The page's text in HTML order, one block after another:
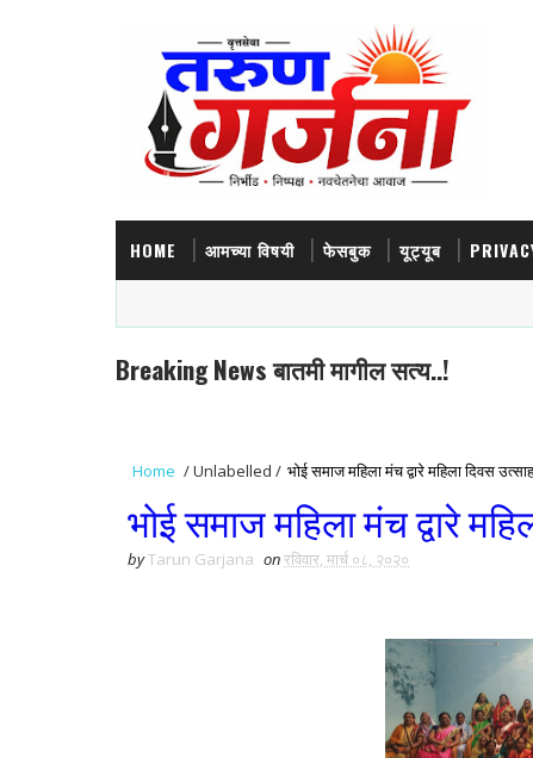
HOME आमच्या विषयी फेसबुक यूट्यूब
Breaking News बातमी मागील सत्य..!
Home /Unlabelled / भोई समाज महिला मंच द्वारे महिला दिवस
भोई समाज महिला मंच द्वारे
byTarun Garjana onरविवार, मार्च ०८, २०२०